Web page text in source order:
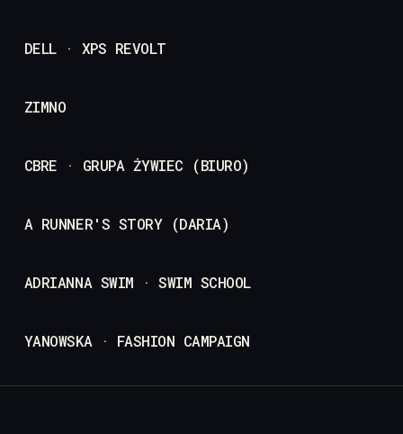
DELL · XPS REVOLT
ZIMNO
CBRE · GRUPA ŻYWIEC (BIURO)
A RUNNER'S STORY (DARIA)
ADRIANNA SWIM · SWIM SCHOOL
YANOWSKA · FASHION CAMPAIGN